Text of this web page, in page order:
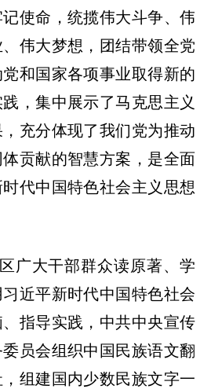
使命，统揽伟大斗争、伟
伟大梦想，团结带领全党
和国家各项事业取得新的
，集中展示了马克思主义
充分体现了我们党为推动
贡献的智慧方案，是全面
代中国特色社会主义思想
广大干部群众读原著、学
近平新时代中国特色社会
指导实践，中共中央宣传
员会组织中国民族语文翻
组建国内少数民族文字一